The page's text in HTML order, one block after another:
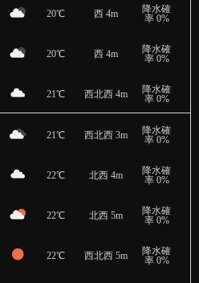
20℃ 西 4m
降水確
率 0%
20℃ 西 4m
降水確
率 0%
21℃ 西北西 4m
降水確
率 0%
21℃ 西北西 3m
降水確
率 0%
22℃ 北西 4m
降水確
率 0%
22℃ 北西 5m
降水確
率 0%
22℃ 西北西 5m
降水確
率 0%